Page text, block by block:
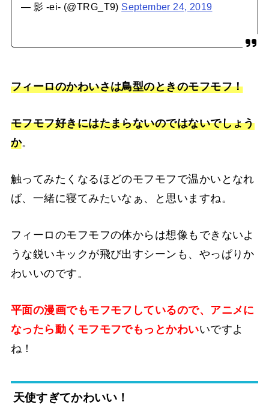
— 影 -ei- (@TRG_T9) September 24, 2019
フィーロのかわいさは鳥型のときのモフモフ！
モフモフ好きにはたまらないのではないでしょう
か。
触ってみたくなるほどのモフモフで温かいとなれ
ば、一緒に寝てみたいなぁ、と思いますね。
フィーロのモフモフの体からは想像もできないよ
うな鋭いキックが飛び出すシーンも、やっぱりか
わいいのです。
平面の漫画でもモフモフしているので、アニメに
なったら動くモフモフでもっとかわいいですよ
ね！
天使すぎてかわいい！